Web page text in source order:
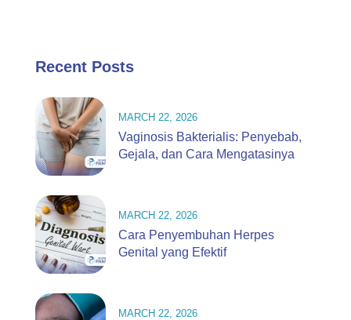
Recent Posts
MARCH 22, 2026
Vaginosis Bakterialis: Penyebab,
Gejala, dan Cara Mengatasinya
MARCH 22, 2026
Cara Penyembuhan Herpes
Genital yang Efektif
MARCH 22, 2026